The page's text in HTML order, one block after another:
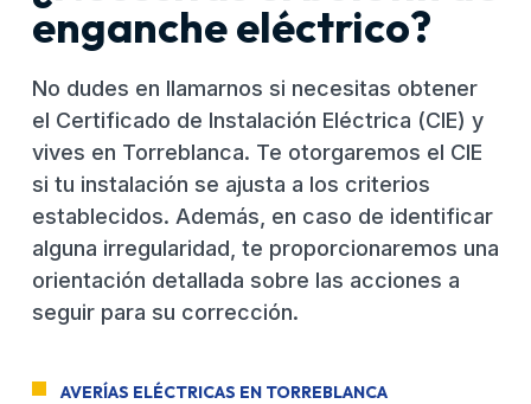
enganche eléctrico?
No dudes en llamarnos si necesitas obtener
el Certificado de Instalación Eléctrica (CIE) y
vives en Torreblanca. Te otorgaremos el CIE
si tu instalación se ajusta a los criterios
establecidos. Además, en caso de identificar
alguna irregularidad, te proporcionaremos una
orientación detallada sobre las acciones a
seguir para su corrección.
AVERÍAS ELÉCTRICAS EN TORREBLANCA